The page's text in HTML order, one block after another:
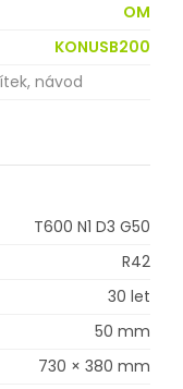
OM
KONUSB200
návod
T600 N1 D3 G50
R42
30 let
50 mm
730 × 380 mm